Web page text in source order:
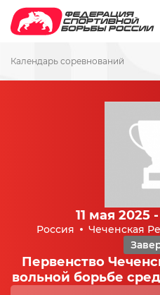
Календарь соревнований
11 мая 2025
Россия Чеченская
Первенство
вольной борьбе